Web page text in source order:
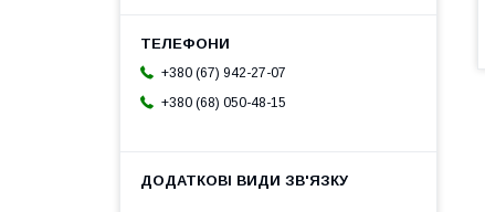
+380 (67) 942-27-07
+380 (68) 050-48-15